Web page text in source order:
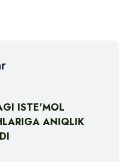
ISTE'MOL
ANIQLIK